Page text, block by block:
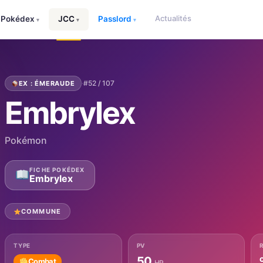
Pokédex ▾ JCC ▾ Passlord ▾ Actualités
EX : ÉMERAUDE ·#52 / 107
Embrylex
Pokémon
FICHE POKÉDEX
Embrylex
COMMUNE
TYPE PV